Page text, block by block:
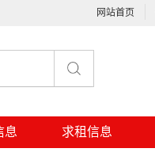
网站首页
息 求租信息